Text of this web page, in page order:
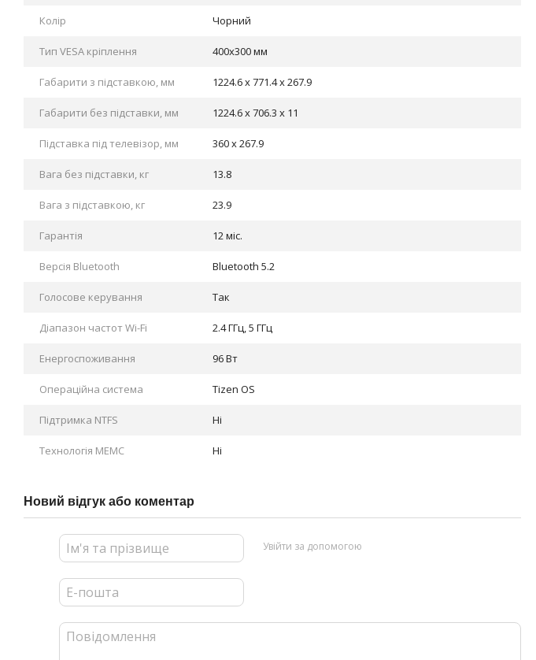
Колір Чорний
Тип VESA кріплення 400x300 мм
Габарити з підставкою, мм 1224.6 x 771.4 x 267.9
Габарити без підставки, мм 1224.6 x 706.3 x 11
Підставка під телевізор, мм 360 x 267.9
Вага без підставки, кг 13.8
Вага з підставкою, кг 23.9
Гарантія 12 міс.
Версія Bluetooth Bluetooth 5.2
Голосове керування Так
Діапазон частот Wi-Fi 2.4 ГГц, 5 ГГц
Енергоспоживання 96 Вт
Операційна система Tizen OS
Підтримка NTFS Ні
Технологія MEMC Ні
Новий відгук або коментар
Увійти за допомогою